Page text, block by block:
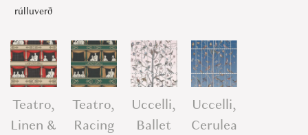
rúlluverð
Teatro,
Linen &
Teatro,
Racing
Uccelli,
Ballet
Uccelli,
Cerulea